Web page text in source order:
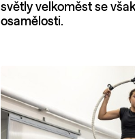
světly velkoměst se
osamělosti.